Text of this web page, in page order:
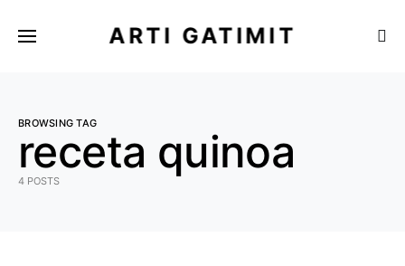
ARTI GATIMIT
BROWSING TAG
receta quinoa
4 POSTS